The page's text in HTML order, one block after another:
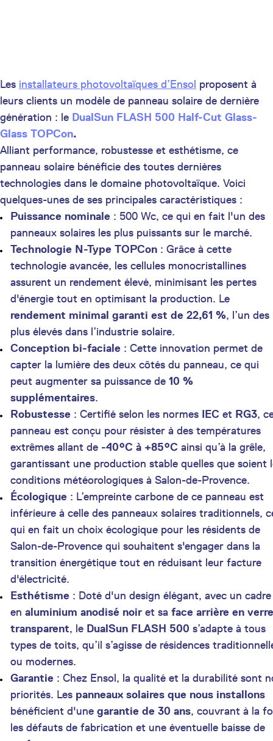
Les installateurs photovoltaïques d’Ensol proposent à
leurs clients un modèle de panneau solaire de dernière
génération : le DualSun FLASH 500 Half-Cut Glass-
Glass TOPCon.
Alliant performance, robustesse et esthétisme, ce
panneau solaire bénéficie des toutes dernières
technologies dans le domaine photovoltaïque. Voici
quelques-unes de ses principales caractéristiques :
Puissance nominale : 500 Wc, ce qui en fait l'un des
panneaux solaires les plus puissants sur le marché.
Technologie N-Type TOPCon : Grâce à cette
technologie avancée, les cellules monocristallines
assurent un rendement élevé, minimisant les pertes
d'énergie tout en optimisant la production. Le
rendement minimal garanti est de 22,61 %, l’un des
plus élevés dans l’industrie solaire.
Conception bi-faciale : Cette innovation permet de
capter la lumière des deux côtés du panneau, ce qui
peut augmenter sa puissance de 10 %
supplémentaires.
Robustesse : Certifié selon les normes IEC et RG3,
panneau est conçu pour résister à des températures
extrêmes allant de -40°C à +85°C ainsi qu’à la grêle,
garantissant une production stable quelles que soient
conditions météorologiques à Salon-de-Provence.
Écologique : L’empreinte carbone de ce panneau est
inférieure à celle des panneaux solaires traditionnels,
qui en fait un choix écologique pour les résidents de
Salon-de-Provence qui souhaitent s'engager dans la
transition énergétique tout en réduisant leur facture
d'électricité.
Esthétisme : Doté d'un design élégant, avec un cadre
en aluminium anodisé noir et sa face arrière en verre
transparent, le DualSun FLASH 500 s’adapte à tous
types de toits, qu’il s’agisse de résidences
ou modernes.
Garantie : Chez Ensol, la qualité et la durabilité sont
priorités. Les panneaux solaires que nous installons
bénéficient d'une garantie de 30 ans, couvrant à la
les défauts de fabrication et une éventuelle baisse de